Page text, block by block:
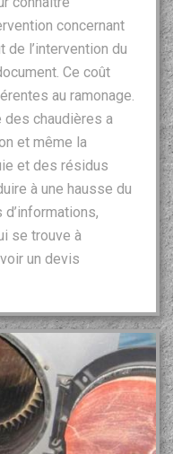
concernant
de l’intervention du
Ce coût
au ramonage.
des chaudières a
et même la
et des résidus
à une hausse du
se trouve à
un devis